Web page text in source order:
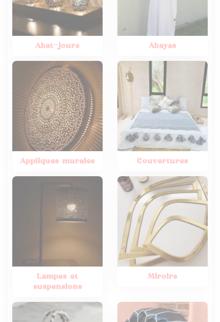
Abat-jours Abayas
Appliques murales Couvertures
Lampes et
suspensions
Miroirs